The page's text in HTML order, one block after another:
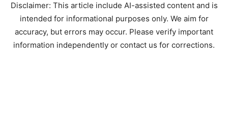
Disclaimer: This article include AI-assisted content and is
intended for informational purposes only. We aim for
accuracy, but errors may occur. Please verify important
information independently or contact us for corrections.